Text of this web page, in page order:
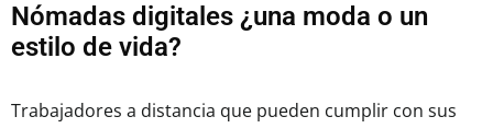
Nómadas digitales ¿una moda o un
estilo de vida?
Trabajadores a distancia que pueden cumplir con sus